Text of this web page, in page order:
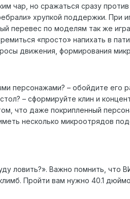
чар, но сражаться сразу
хрупкой поддержки. При
перевес по моделям так же
«просто» напихать в
движения, формирования
персонажами? – обойдите его
– сформируйте клин и
что даже покрипленный
несколько микроотрядов
ловить?». Важно помнить, что
Пройти вам нужно 40.1